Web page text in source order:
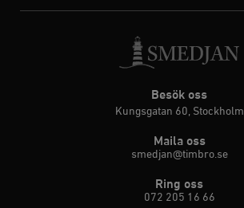
Besök oss
Kungsgatan 60, Stockholm
Maila oss
smedjan@timbro.se
Ring oss
072 205 16 66